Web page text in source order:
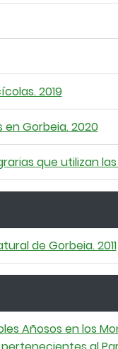
2019
Gorbeia. 2020
que utilizan las
de Gorbeia. 2011
Añosos en los